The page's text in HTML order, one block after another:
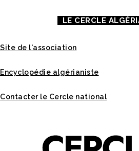
LE CERCLE
Site de l'association
Encyclopédie algérianiste
Contacter le Cercle national